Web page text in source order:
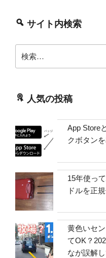
サイト内検索
索:
人気の投稿
App Store
クボタン
15年使っ
ドルを正
黄色いセ
てOK？
なが誤解